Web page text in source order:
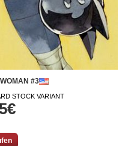
#3
STOCK VARIANT